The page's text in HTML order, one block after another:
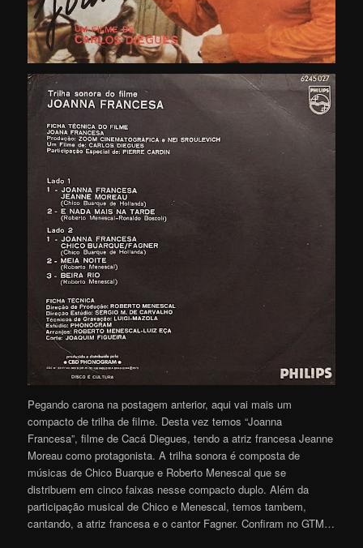
Pegando carona na postagem anterior, aqui vai mais um
compacto de trilha de filme. Desta vez temos “Joanna
Francesa”, filme de Cacá Diegues, tendo a atriz francesa Jeanne
Moreau como protagonista. A trilha sonora é composta de
músicas de Chico Buarque e Roberto Menescal que se
distribuem em cinco faixas nesse compacto duplo. Além da
participação musical de Chico e Menescal, temos tambem,
cantando, a atriz francesa e o cantor Fagner. Confiram no GTM…